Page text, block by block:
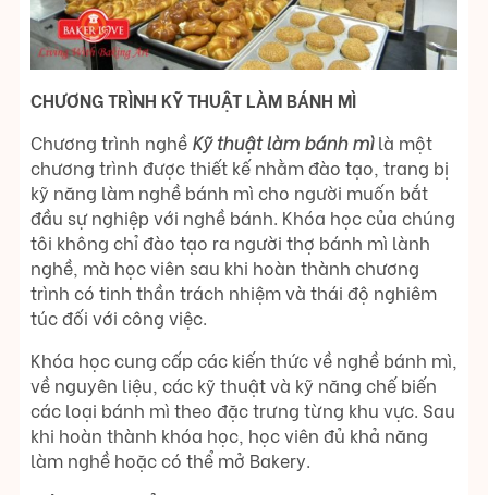
CHƯƠNG TRÌNH KỸ THUẬT LÀM BÁNH MÌ
Chương trình nghề Kỹ thuật làm bánh mì là một
chương trình được thiết kế nhằm đào tạo, trang bị
kỹ năng làm nghề bánh mì cho người muốn bắt
đầu sự nghiệp với nghề bánh. Khóa học của chúng
tôi không chỉ đào tạo ra người thợ bánh mì lành
nghề, mà học viên sau khi hoàn thành chương
trình có tinh thần trách nhiệm và thái độ nghiêm
túc đối với công việc.
Khóa học cung cấp các kiến thức về nghề bánh mì,
về nguyên liệu, các kỹ thuật và kỹ năng chế biến
các loại bánh mì theo đặc trưng từng khu vực. Sau
khi hoàn thành khóa học, học viên đủ khả năng
làm nghề hoặc có thể mở Bakery.